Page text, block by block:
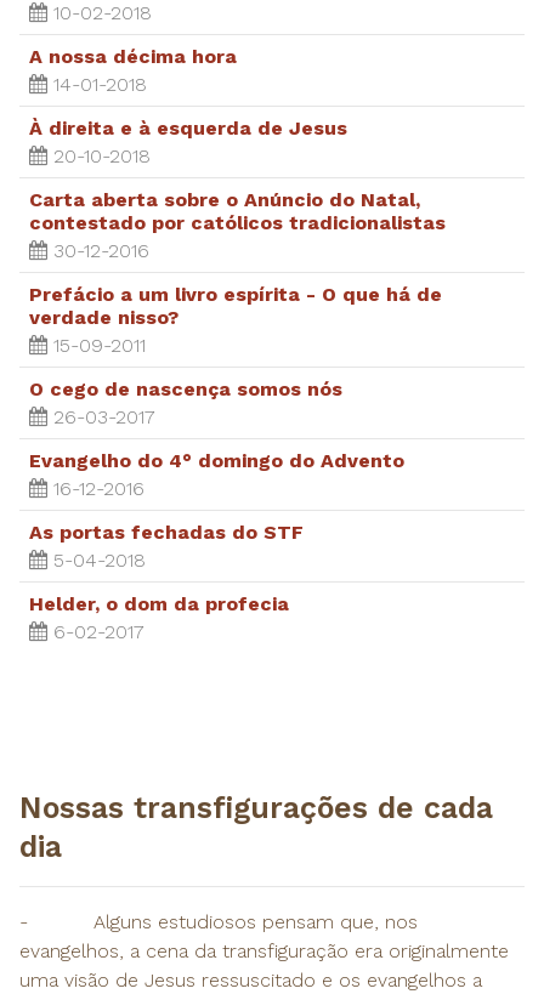
10-02-2018
A nossa décima hora
14-01-2018
À direita e à esquerda de Jesus
20-10-2018
Carta aberta sobre o Anúncio do Natal,
contestado por católicos tradicionalistas
30-12-2016
Prefácio a um livro espírita - O que há de
verdade nisso?
15-09-2011
O cego de nascença somos nós
26-03-2017
Evangelho do 4° domingo do Advento
16-12-2016
As portas fechadas do STF
5-04-2018
Helder, o dom da profecia
6-02-2017
Nossas transfigurações de cada
dia
-
Alguns estudiosos pensam que, nos
evangelhos, a cena da transfiguração era originalmente
uma visão de Jesus ressuscitado e os evangelhos a